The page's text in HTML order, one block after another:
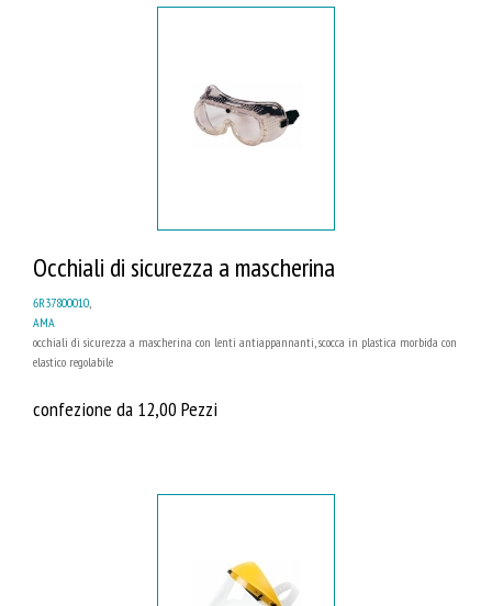
Occhiali di sicurezza a mascherina
6R37800010,
AMA
occhiali di sicurezza a mascherina con lenti antiappannanti, scocca in plastica morbida con
elastico regolabile
confezione da 12,00 Pezzi